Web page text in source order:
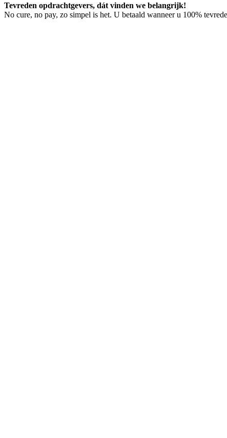
Tevreden opdrachtgevers, dát vinden we belangrijk!
No cure, no pay, zo simpel is het. U betaald wanneer u 100%